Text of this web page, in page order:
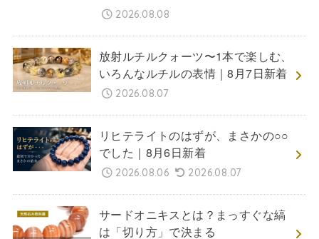
2026.08.08
放射ルチルクォーツ〜1本で楽しむ、
いろんなルチルの表情｜8月7日新着
2026.08.07
リヒテライトのはずが、まさかの○○
でした｜8月6日新着
2026.08.06 2026.08.07
サードオニキスとは？まっすぐな縞
は「切り方」で決まる